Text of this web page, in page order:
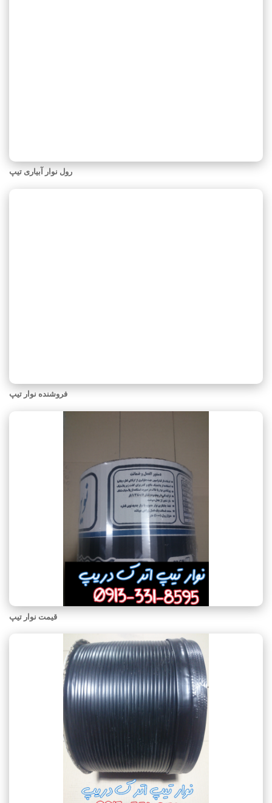
رول نوار آبیاری تیپ
فروشنده نوار تیپ
قیمت نوار تیپ